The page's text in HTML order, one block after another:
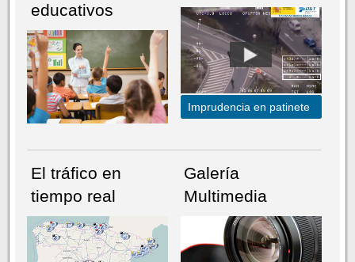
educativos
Imprudencia en patinete
El tráfico en
tiempo real
Galería
Multimedia